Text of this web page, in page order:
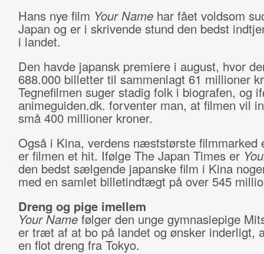
Hans nye film Your Name har fået voldsom
Japan og er i skrivende stund den bedst
i landet.
Den havde japansk premiere i august, hvor
688.000 billetter til sammenlagt 61 millioner
Tegnefilmen suger stadig folk i biografen, og
animeguiden.dk. forventer man, at filmen vil
små 400 millioner kroner.
Også i Kina, verdens næststørste filmmarked
er filmen et hit. Ifølge The Japan Times er
den bedst sælgende japanske film i Kina
med en samlet billetindtægt på over 545
Dreng og pige imellem
Your Namefølger den unge gymnasiepige
er træt af at bo på landet og ønsker inderligt,
en flot dreng fra Tokyo.